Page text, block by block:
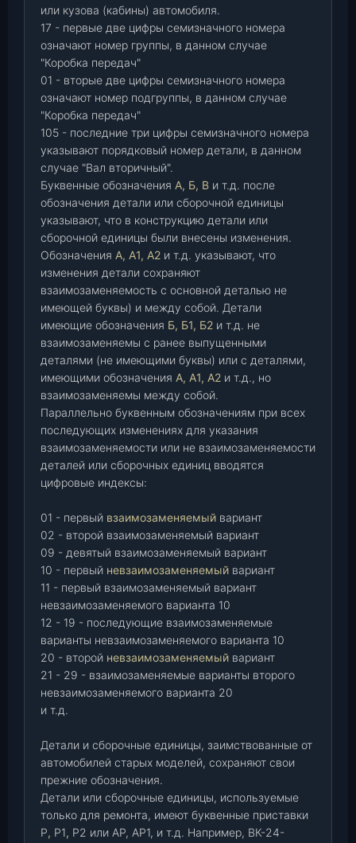
или кузова (кабины) автомобиля.
17 - первые две цифры семизначного номера
означают номер группы, в данном случае
"Коробка передач"
01 - вторые две цифры семизначного номера
означают номер подгруппы, в данном случае
"Коробка передач"
105 - последние три цифры семизначного номера
указывают порядковый номер детали, в данном
случае "Вал вторичный".
Буквенные обозначения А, Б, В и т.д. после
обозначения детали или сборочной единицы
указывают, что в конструкцию детали или
сборочной единицы были внесены изменения.
Обозначения А, А1, А2 и т.д. указывают, что
изменения детали сохраняют
взаимозаменяемость с основной деталью не
имеющей буквы) и между собой. Детали
имеющие обозначения Б, Б1, Б2 и т.д. не
взаимозаменяемы с ранее выпущенными
деталями (не имеющими буквы) или с деталями,
имеющими обозначения А, А1, А2 и т.д., но
взаимозаменяемы между собой.
Параллельно буквенным обозначениям при всех
последующих изменениях для указания
взаимозаменяемости или не взаимозаменяемости
деталей или сборочных единиц вводятся
цифровые индексы:
01 - первый взаимозаменяемый вариант
02 - второй взаимозаменяемый вариант
09 - девятый взаимозаменяемый вариант
10 - первый невзаимозаменяемый вариант
11 - первый взаимозаменяемый вариант
невзаимозаменяемого варианта 10
12 - 19 - последующие взаимозаменяемые
варианты невзаимозаменяемого варианта 10
20 - второй невзаимозаменяемый вариант
21 - 29 - взаимозаменяемые варианты второго
невзаимозаменяемого варианта 20
и т.д.
Детали и сборочные единицы, заимствованные от
автомобилей старых моделей, сохраняют свои
прежние обозначения.
Детали или сборочные единицы, используемые
только для ремонта, имеют буквенные приставки
Р, Р1, Р2 или АР, АР1, и т.д. Например, ВК-24-